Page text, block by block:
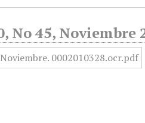
No 45, Noviembre